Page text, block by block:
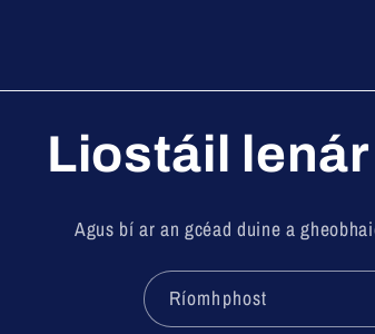
Liostáil
Agus bí ar an gcéad duine a
Ríomhphost